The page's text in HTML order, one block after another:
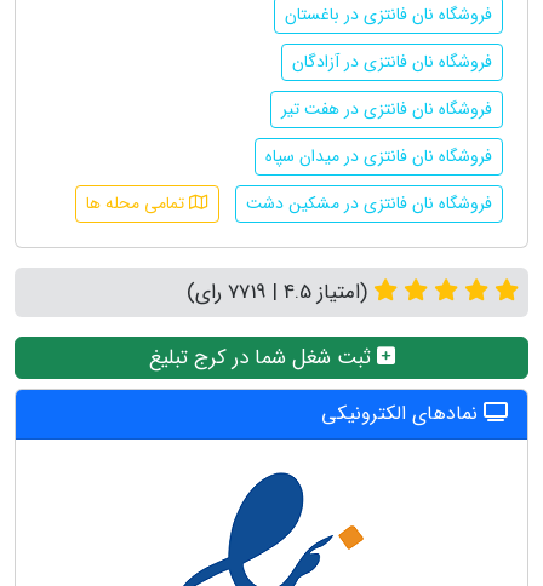
فروشگاه نان فانتزی در باغستان
فروشگاه نان فانتزی در آزادگان
فروشگاه نان فانتزی در هفت تیر
فروشگاه نان فانتزی در میدان سپاه
فروشگاه نان فانتزی در مشکین دشت
تمامی محله ها
(امتیاز 4.5 | 7719 رای)
ثبت شغل شما در کرج تبلیغ
نمادهای الکترونیکی